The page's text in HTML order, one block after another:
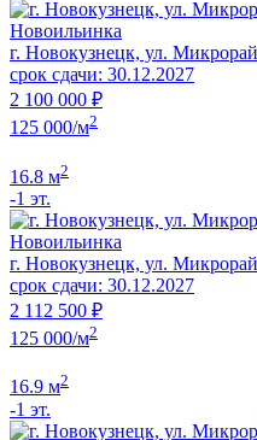
Новоильинка
г. Новокузнецк, ул.
срок сдачи: 30.12.2027
2 100 000 ₽
125 000/м2
16.8 м2
-1 эт.
Новоильинка
г. Новокузнецк, ул.
срок сдачи: 30.12.2027
2 112 500 ₽
125 000/м2
16.9 м2
-1 эт.